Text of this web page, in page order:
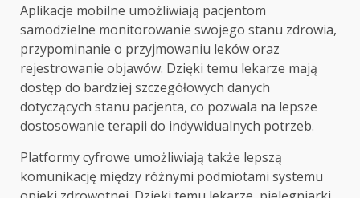
Aplikacje mobilne umożliwiają pacjentom
samodzielne monitorowanie swojego stanu zdrowia,
przypominanie o przyjmowaniu leków oraz
rejestrowanie objawów. Dzięki temu lekarze mają
dostęp do bardziej szczegółowych danych
dotyczących stanu pacjenta, co pozwala na lepsze
dostosowanie terapii do indywidualnych potrzeb.
Platformy cyfrowe umożliwiają także lepszą
komunikację między różnymi podmiotami systemu